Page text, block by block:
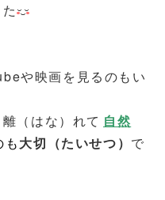
や映画を見るのもい
（はな）れて 自然
も大切（たいせつ） で